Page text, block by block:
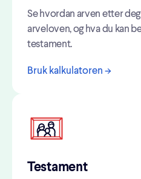
Se hvordan arven etter
arveloven, og hva du kan
testament.
Bruk kalkulatoren ->
Testament